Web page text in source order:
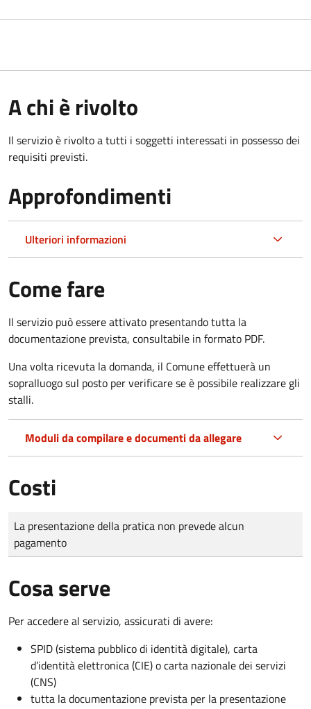
A chi è rivolto
Il servizio è rivolto a tutti i soggetti interessati in possesso dei
requisiti previsti.
Approfondimenti
Ulteriori informazioni
Come fare
Il servizio può essere attivato presentando tutta la
documentazione prevista, consultabile in formato PDF.
Una volta ricevuta la domanda, il Comune effettuerà un
sopralluogo sul posto per verificare se è possibile realizzare gli
stalli.
Moduli da compilare e documenti da allegare
Costi
Tipo di pagamento
Importo
La presentazione della pratica non prevede alcun
pagamento
Cosa serve
Per accedere al servizio, assicurati di avere:
SPID (sistema pubblico di identità digitale), carta
d’identità elettronica (CIE) o carta nazionale dei servizi
(CNS)
tutta la documentazione prevista per la presentazione